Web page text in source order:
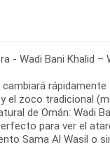
- Wadi Bani Khalid –
cambiará
y el zoco tradicional
de Omán: Wadi
para ver el
Sama Al Wasil o